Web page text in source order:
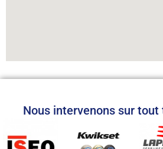
Nous intervenons sur tout